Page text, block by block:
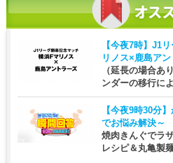
【今夜7時】 J1
リノス×鹿島ア
（延長の場合あ
ンダーの移行に
【今夜9時30分】
でお悩み解決～
焼肉きんぐでラ
レシピ＆丸亀製